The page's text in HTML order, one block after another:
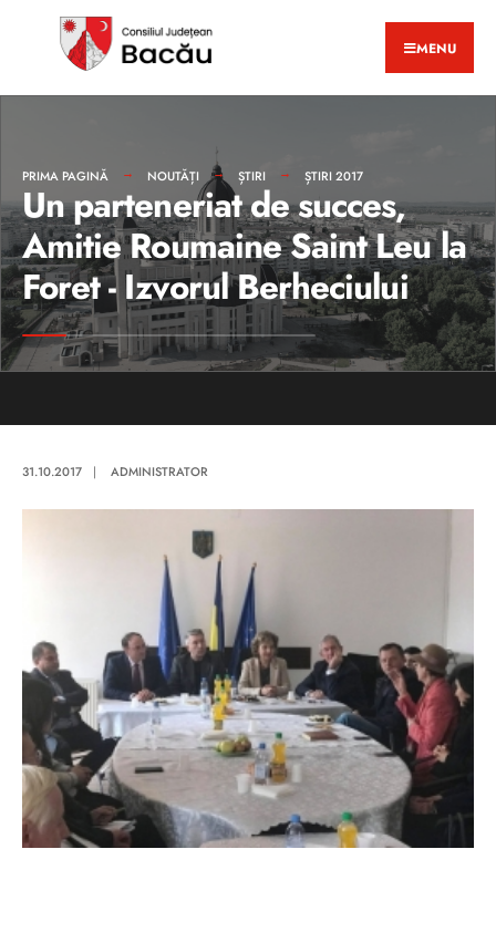
MENU
PRIMA PAGINĂ NOUTĂȚI ȘTIRI ȘTIRI 2017
Un parteneriat de succes,
Amitie Roumaine Saint Leu la
Foret - Izvorul Berheciului
31.10.2017 | ADMINISTRATOR